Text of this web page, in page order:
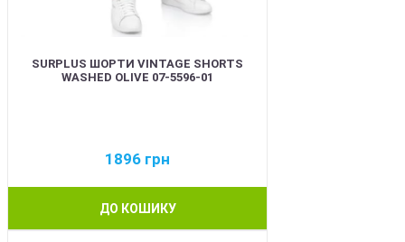
SURPLUS ШОРТИ VINTAGE SHORTS
WASHED OLIVE 07-5596-01
1896 грн
ДО КОШИКУ